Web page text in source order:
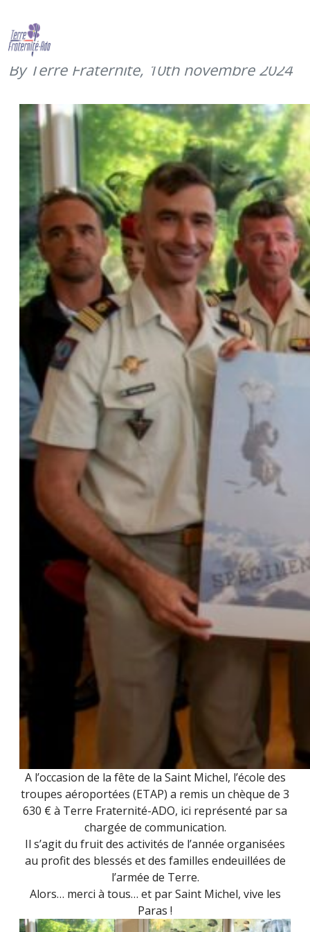
Merci à l’école des troupes
aéroportées (octobre 2024)
By Terre Fraternité, 10th novembre 2024
A l’occasion de la fête de la Saint Michel, l’école des
troupes aéroportées (ETAP) a remis un chèque de 3
630 € à Terre Fraternité-ADO, ici représenté par sa
chargée de communication.
Il s’agit du fruit des activités de l’année organisées
au profit des blessés et des familles endeuillées de
l’armée de Terre.
Alors… merci à tous… et par Saint Michel, vive les
Paras !